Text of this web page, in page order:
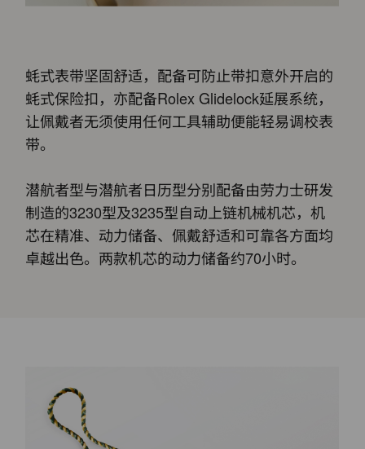
蚝式表带坚固舒适，配备可防止带扣意外开启的
蚝式保险扣，亦配备Rolex Glidelock延展系统，
让佩戴者无须使用任何工具辅助便能轻易调校表
带。
潜航者型与潜航者日历型分别配备由劳力士研发
制造的3230型及3235型自动上链机械机芯，机
芯在精准、动力储备、佩戴舒适和可靠各方面均
卓越出色。两款机芯的动力储备约70小时。